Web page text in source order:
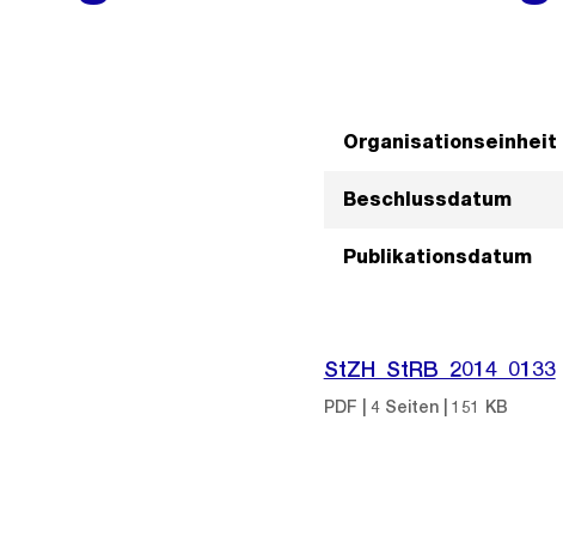
Organisationseinheit
Beschlussdatum
Publikationsdatum
StZH_StRB_2014_0133
PDF | 4 Seiten | 151 KB